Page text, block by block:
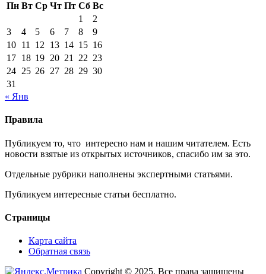
Пн Вт Ср Чт Пт Сб Вс
1
2
3
4 5 6 7 8
9
10 11 12 13 14 15 16
17 18 19 20 21 22 23
24 25 26 27 28 29 30
31
« Янв
Правила
Публикуем то, что интересно нам и нашим читателем. Есть
новости взятые из открытых источников, спасибо им за это.
Отдельные рубрики наполнены экспертными статьями.
Публикуем интересные статьи бесплатно.
Страницы
Карта сайта
Обратная связь
Copyright © 2025. Все права защищены